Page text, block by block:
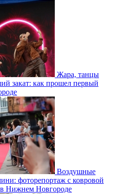
Жара, танцы
закат: как прошел первый
Воздушные
фоторепортаж с ковровой
Нижнем Новгороде